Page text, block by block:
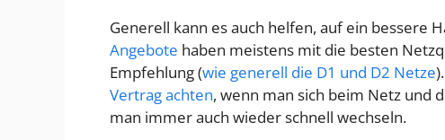
Generell kann es auch helfen, auf ein bessere
Angebote haben meistens mit die besten
Empfehlung (wie generell die D1 und D2 Netze
Vertrag achten, wenn man sich beim Netz und
man immer auch wieder schnell wechseln.